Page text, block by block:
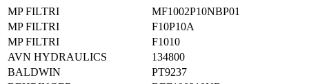
MP FILTRI
MF1002P10NBP01
MP FILTRI
F10P10A
MP FILTRI
F1010
AVN HYDRAULICS
134800
BALDWIN
PT9237